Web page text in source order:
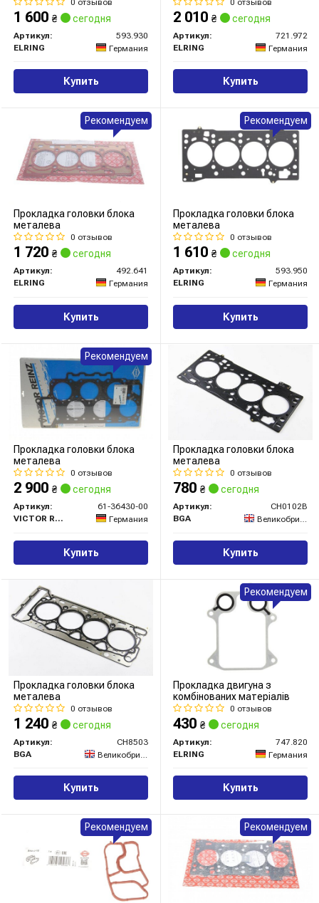
1 600 ₴ сегодня
Артикул:
593.930
ELRING
Германия
Купить
2 010 ₴ сегодня
Артикул:
721.972
ELRING
Германия
Купить
Прокладка головки блока
металева
0 отзывов
1 720 ₴ сегодня
Артикул:
492.641
ELRING
Германия
Купить
Рекомендуем
Прокладка головки блока
металева
0 отзывов
1 610 ₴ сегодня
Артикул:
593.950
ELRING
Германия
Купить
Рекомендуем
Прокладка головки блока
металева
0 отзывов
2 900 ₴ сегодня
Артикул:
61-36430-00
VICTOR REINZ
Германия
Купить
Рекомендуем
Прокладка головки блока
металева
0 отзывов
780 ₴ сегодня
Артикул:
CH0102B
BGA
Великобритания
Купить
Прокладка головки блока
металева
0 отзывов
1 240 ₴ сегодня
Артикул:
CH8503
BGA
Великобритания
Купить
Прокладка двигуна з
комбінованих матеріалів
0 отзывов
430 ₴ сегодня
Артикул:
747.820
ELRING
Германия
Купить
Рекомендуем
Рекомендуем Рекомендуем